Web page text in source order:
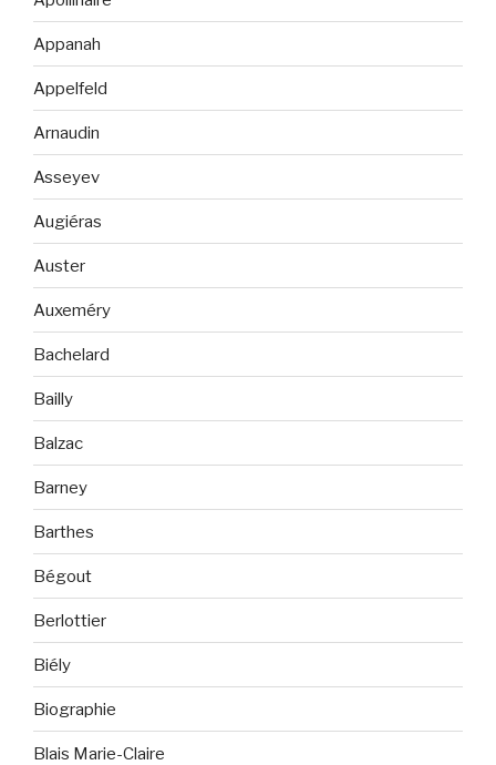
Appanah
Appelfeld
Arnaudin
Asseyev
Augiéras
Auster
Auxeméry
Bachelard
Bailly
Balzac
Barney
Barthes
Bégout
Berlottier
Biély
Biographie
Blais Marie-Claire